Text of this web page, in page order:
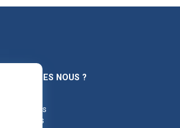
QUI SOMMES NOUS ?
Nos agences
Publications